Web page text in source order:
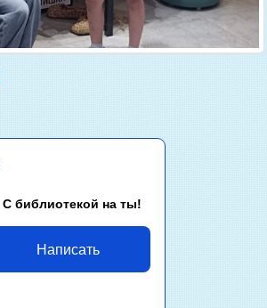
С библиотекой на ты!
Написать